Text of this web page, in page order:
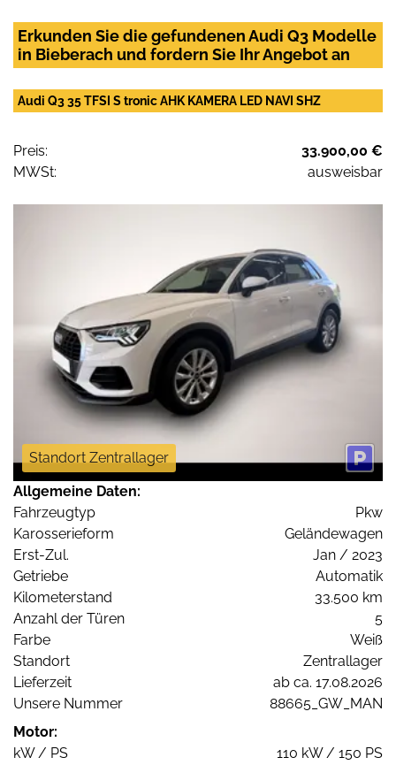
Erkunden Sie die gefundenen Audi Q3 Modelle
in Bieberach und fordern Sie Ihr Angebot an
Audi Q3 35 TFSI S tronic AHK KAMERA LED NAVI SHZ
Preis:
33.900,00 €
MWSt:
ausweisbar
Standort Zentrallager
Allgemeine Daten:
Fahrzeugtyp
Pkw
Karosserieform
Geländewagen
Erst-Zul.
Jan / 2023
Getriebe
Automatik
Kilometerstand
33.500 km
Anzahl der Türen
5
Farbe
Weiß
Standort
Zentrallager
Lieferzeit
ab ca. 17.08.2026
Unsere Nummer
88665_GW_MAN
Motor:
kW / PS
110 kW / 150 PS